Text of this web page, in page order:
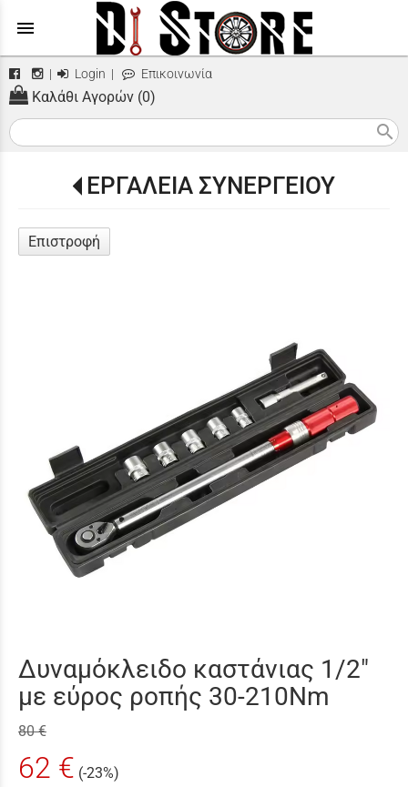
menu
| Login | Επικοινωνία
Καλάθι Αγορών (0)
search
ΕΡΓΑΛΕΙΑ ΣΥΝΕΡΓΕΙΟΥ
Επιστροφή
Δυναμόκλειδο καστάνιας 1/2"
με εύρος ροπής 30-210Nm
80 €
62 € (-23%)